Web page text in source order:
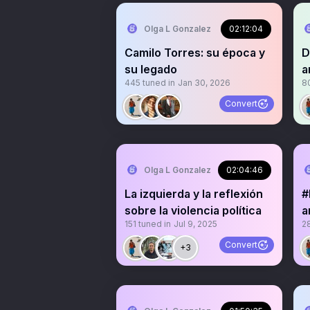
Olga L Gonzalez 02:12:04
Camilo Torres: su época y
su legado
445 tuned in Jan 30, 2026
Convert
Olga L Gonzalez 02:04:46
La izquierda y la reflexión
sobre la violencia política
151 tuned in Jul 9, 2025
+3 Convert